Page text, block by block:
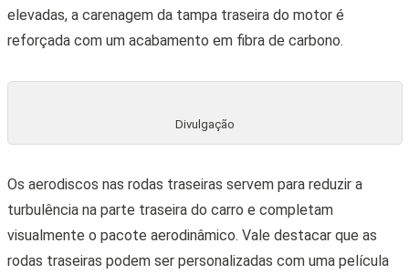
elevadas, a carenagem da tampa traseira do motor é
reforçada com um acabamento em fibra de carbono.
Divulgação
Os aerodiscos nas rodas traseiras servem para reduzir a
turbulência na parte traseira do carro e completam
visualmente o pacote aerodinâmico. Vale destacar que as
rodas traseiras podem ser personalizadas com uma película